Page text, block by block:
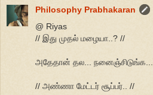
Philosophy Prabhakaran
@ Riyas
// இது முதல் மழையா..? //
அதேதான் தல... நனைஞ்சிடுங்க...
// அண்ணா மேட்டர் சூப்பர்.. //